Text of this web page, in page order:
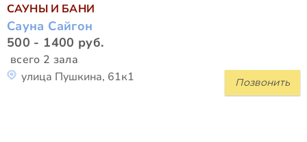
САУНЫ И БАНИ
Сауна Сайгон
500 - 1400 руб.
всего 2 зала
Позвонить
улица Пушкина, 61к1